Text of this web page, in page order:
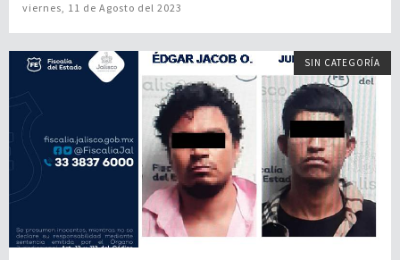
viernes, 11 de Agosto del 2023
SIN CATEGORÍA